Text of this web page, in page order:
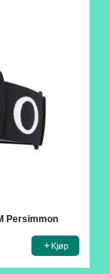
Persimmon
Kjøp